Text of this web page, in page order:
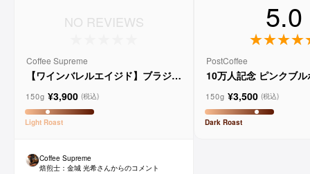
NO REVIEWS
Coffee Supreme
【ワインバレルエイジド】ブラジル
ョ
150g ¥3,900 (税込)
Light Roast
Coffee Supreme
焙煎士： 金城 光希さんからのコメント
5.0
PostCoffee
10万人記念 ピンクブ
150g ¥3,500 (税込)
Dark Roast